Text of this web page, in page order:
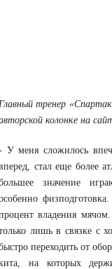
тренер
колонке на
У меня сложилось
стал еще более
значение
владения
лишь в связке с
переходить от
на которых